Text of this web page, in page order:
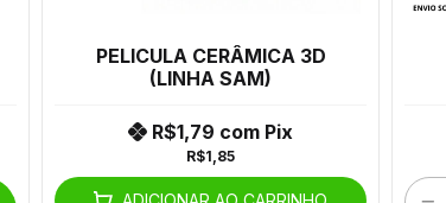
PELICULA CERÂMICA 3D
(LINHA SAM)
R$1,85
R$1,79 com Pix